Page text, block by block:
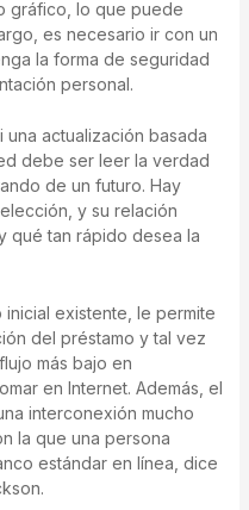
gráfico, lo que puede
es necesario ir con un
la forma de seguridad
personal.
una actualización basada
debe ser leer la verdad
de un futuro. Hay
y su relación
qué tan rápido desea la
existente, le permite
del préstamo y tal vez
más bajo en
en Internet. Además, el
interconexión mucho
la que una persona
estándar en línea, dice